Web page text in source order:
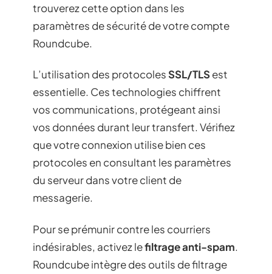
trouverez cette option dans les
paramètres de sécurité de votre compte
Roundcube.
L’utilisation des protocoles SSL/TLSest
essentielle. Ces technologies chiffrent
vos communications, protégeant ainsi
vos données durant leur transfert. Vérifiez
que votre connexion utilise bien ces
protocoles en consultant les paramètres
du serveur dans votre client de
messagerie.
Pour se prémunir contre les courriers
indésirables, activez lefiltrage anti-spam.
Roundcube intègre des outils de filtrage